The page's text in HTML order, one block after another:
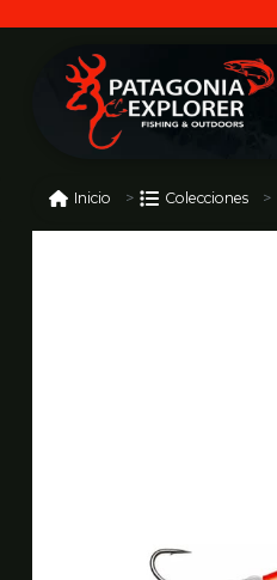
Inicio Colecciones